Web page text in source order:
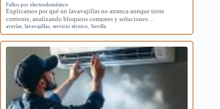
Fallos por electrodoméstico
Explicamos por qué un lavavajillas no arranca aunque tiene
corriente, analizando bloqueos comunes y soluciones…
averías lavavajillas servicio técnico Sevilla